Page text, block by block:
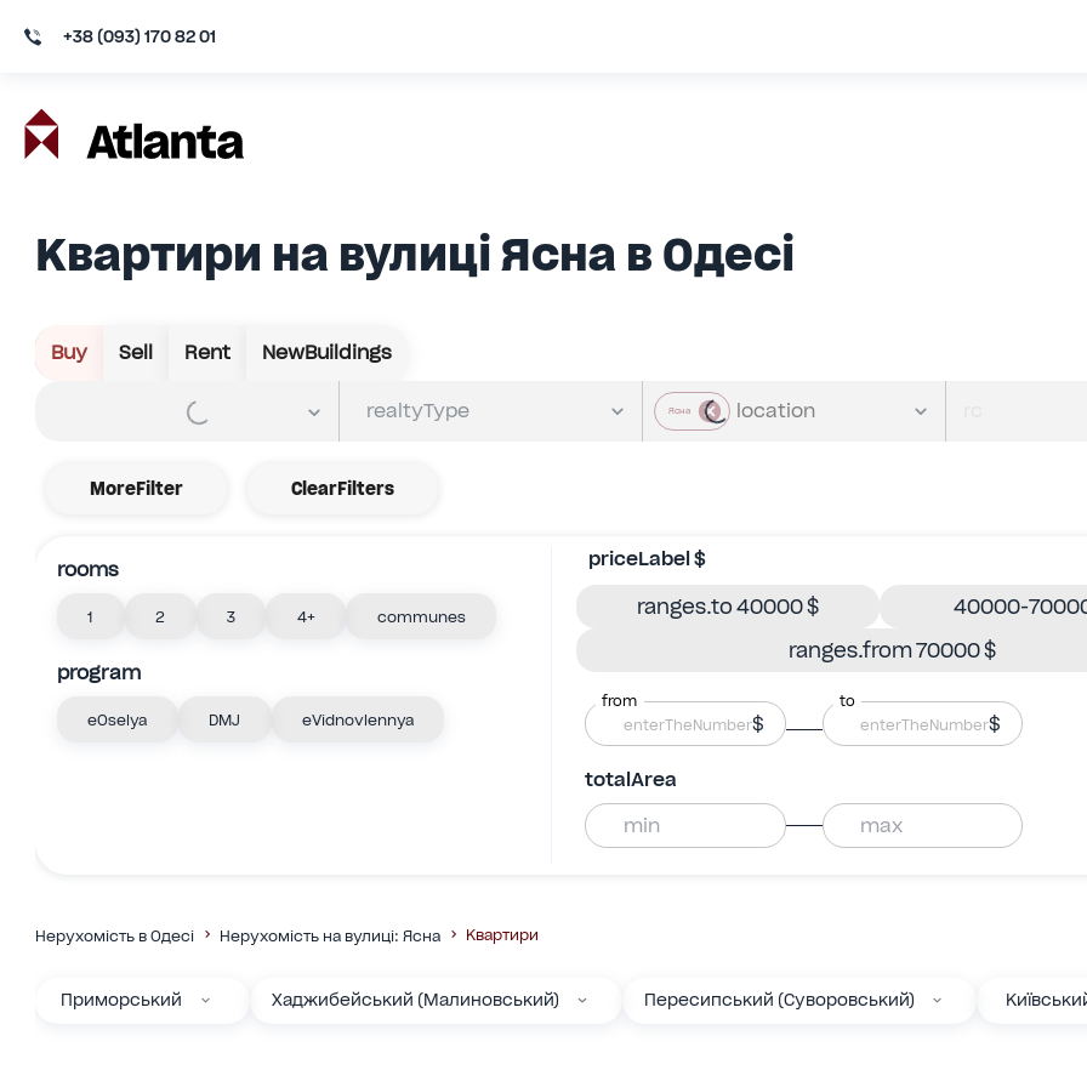
+38 (093) 170 82 01
Квартири на вулиці Ясна в Одесі
Buy Sell Rent NewBuildings
Ясна
MoreFilter ClearFilters
rooms
1 2 3 4+ communes
program
eOselya DMJ eVidnovlennya
priceLabel $
ranges.to 40000 $
40000-
ranges.from 70000 $
from
$
to
$
totalArea
Нерухомість в Одесі Нерухомість на вулиці: Ясна Квартири
Приморський Хаджибейський (Малиновський) Пересипський (Суворовський)